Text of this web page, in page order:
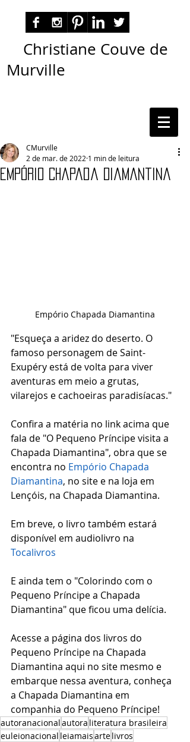
Christiane Couve de
Murville
Empório Chapada Diamantina
CMurville
2 de mar. de 2022 1 min de leitura
Empório Chapada Diamantina
"Esqueça a aridez do deserto. O
famoso personagem de Saint-
Exupéry está de volta para viver
aventuras em meio a grutas,
vilarejos e cachoeiras paradisíacas."
Confira a matéria no link acima que
fala de "O Pequeno Príncipe visita a
Chapada Diamantina", obra que se
encontra no Empório Chapada
Diamantina, no site e na loja em
Lençóis, na Chapada Diamantina.
Em breve, o livro também estará
disponível em audiolivro na
Tocalivros
E ainda tem o "Colorindo com o
Pequeno Príncipe a Chapada
Diamantina" que ficou uma delícia.
Acesse a página dos livros do
Pequeno Príncipe na Chapada
Diamantina aqui no site mesmo e
embarque nessa aventura, conheça
a Chapada Diamantina em
companhia do Pequeno Príncipe!
autoranacionalautora literatura brasileira
euleionacional leiamaisartelivros